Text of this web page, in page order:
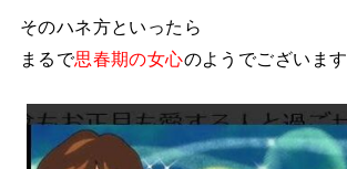
そのハネ方といったら
まるで思春期の女心のようでございます